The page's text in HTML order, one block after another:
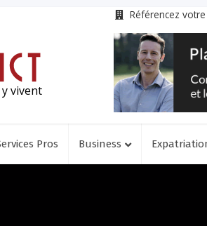
Référencez
vivent
Pros Business